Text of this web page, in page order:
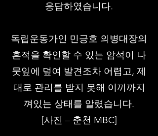
응답하였습니다.
독립운동가인 민긍호 의병대장의
흔적을 확인할 수 있는 암석이 나
뭇잎에 덮여 발견조차 어렵고, 제
대로 관리를 받지 못해 이끼까지
껴있는 상태를 알렸습니다.
[사진 – 춘천 MBC]